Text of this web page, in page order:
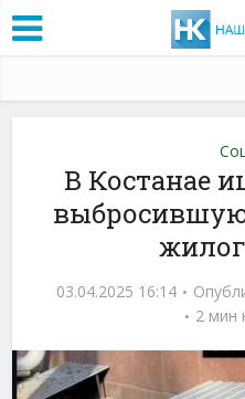
В Костанае
03.04.2025 16:14
2 мин